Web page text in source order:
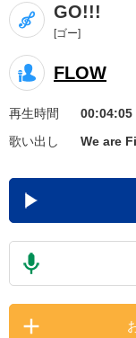
ユーザー検
キャンペー
お知らせ よ
カ
家
GO!!!
[ゴー]
FLOW
再生時間
00:04:05
歌い出し
We are